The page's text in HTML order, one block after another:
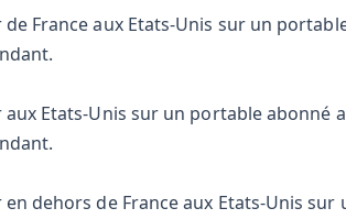
de France aux Etats-Unis sur un
aux Etats-Unis sur un portable abonné
en dehors de France aux Etats-Unis